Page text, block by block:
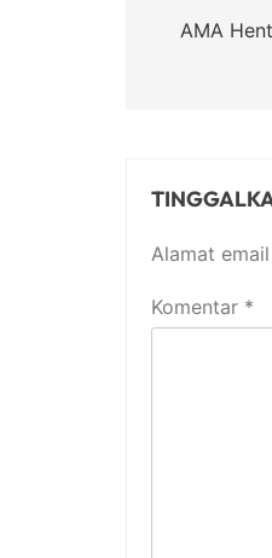
pos
AMA
Alamat
Komentar *